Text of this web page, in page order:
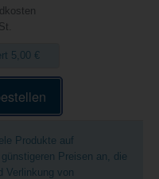
5,00 €
Produkte auf
Preisen an, die
Verlinkung von